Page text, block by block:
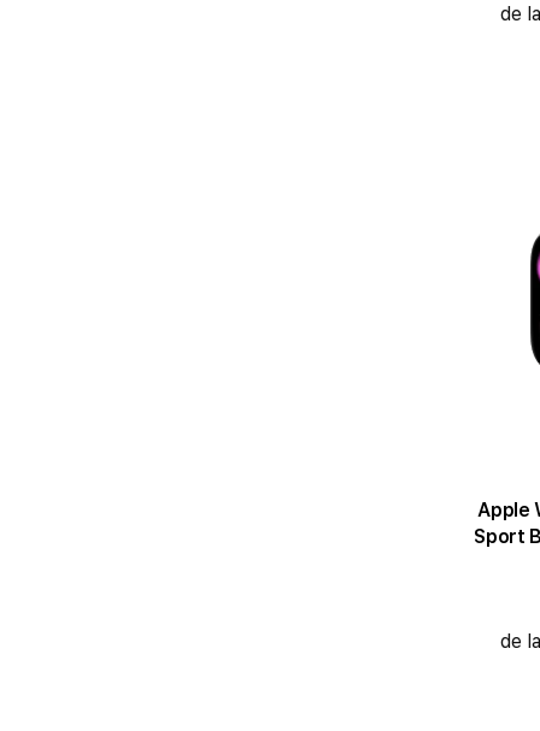
de
Apple
Sport
de